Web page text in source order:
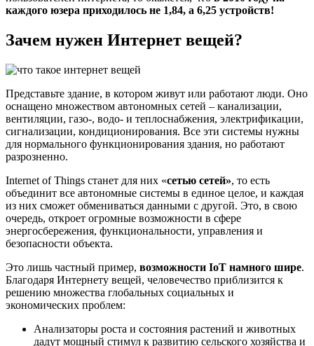
каждого юзера приходилось не 1,84, а 6,25 устройств!
Зачем нужен Интернет вещей?
Представьте здание, в котором живут или работают люди. Оно
оснащено множеством автономных сетей – канализации,
вентиляции, газо-, водо- и теплоснабжения, электрификации,
сигнализации, кондиционирования. Все эти системы нужны
для нормального функционирования здания, но работают
разрозненно.
Internet of Things станет для них «сетью сетей», то есть
объединит все автономные системы в единое целое, и каждая
из них сможет обмениваться данными с другой. Это, в свою
очередь, откроет огромные возможности в сфере
энергосбережения, функциональности, управления и
безопасности объекта.
Это лишь частный пример, возможности IoT намного шире.
Благодаря Интернету вещей, человечество приблизится к
решению множества глобальных социальных и
экономических проблем:
Анализаторы роста и состояния растений и животных
дадут мощный стимул к развитию сельского хозяйства и